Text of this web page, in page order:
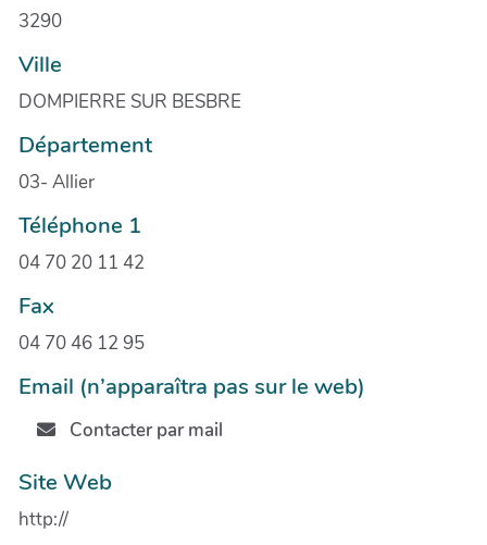
3290
Ville
DOMPIERRE SUR BESBRE
Département
03- Allier
Téléphone 1
04 70 20 11 42
Fax
04 70 46 12 95
Email (n’apparaîtra pas sur le web)
Contacter par mail
Site Web
http://